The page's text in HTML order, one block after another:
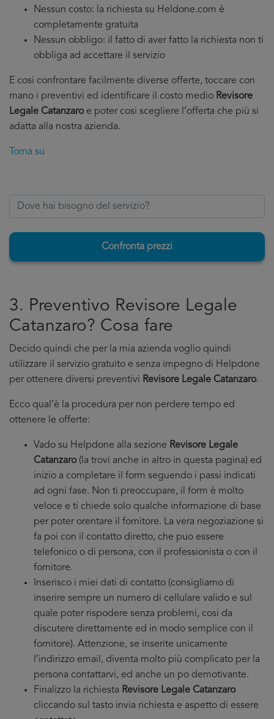
Nessun costo: la richiesta su Heldone.com è
completamente gratuita
Nessun obbligo: il fatto di aver fatto la richiesta non ti
obbliga ad accettare il servizio
E cosi confrontare facilmente diverse offerte, toccare con
mano i preventivi ed identificare il costo medio Revisore
Legale Catanzaroe poter cosi scegliere l’offerta che più si
adatta alla nostra azienda.
Torna su
Confronta prezzi
3. Preventivo Revisore Legale
Catanzaro? Cosa fare
Decido quindi che per la mia azienda voglio quindi
utilizzare il servizio gratuito e senza impegno di Helpdone
per ottenere diversi preventivi Revisore Legale Catanzaro.
Ecco qual’è la procedura per non perdere tempo ed
ottenere le offerte:
Vado su Helpdone alla sezione Revisore Legale
Catanzaro(la trovi anche in altro in questa pagina) ed
inizio a completare il form seguendo i passi indicati
ad ogni fase. Non ti preoccupare, il form è molto
veloce e ti chiede solo qualche informazione di base
per poter orentare il fornitore. La vera negoziazione si
fa poi con il contatto diretto, che puo essere
telefonico o di persona, con il professionista o con il
fornitore.
Inserisco i miei dati di contatto (consigliamo di
inserire sempre un numero di cellulare valido e sul
quale poter rispodere senza problemi, cosi da
discutere direttamente ed in modo semplice con il
fornitore). Attenzione, se inserite unicamente
l’indirizzo email, diventa molto più complicato per la
persona contattarvi, ed anche un po demotivante.
Finalizzo la richiesta Revisore Legale Catanzaro
cliccando sul tasto invia richiesta e aspetto di essere